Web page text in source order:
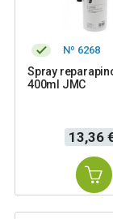
Nº 6268
Spray
400ml JMC
Precio
13,36